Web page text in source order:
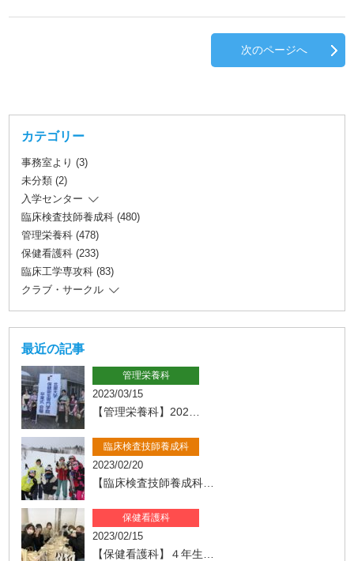
次のページへ
カテゴリー
事務室より (3)
未分類 (2)
入学センター
臨床検査技師養成科 (480)
管理栄養科 (478)
保健看護科 (233)
臨床工学専攻科 (83)
クラブ・サークル
最近の記事
管理栄養科
2023/03/15
【管理栄養科】202…
臨床検査技師養成科
2023/02/20
【臨床検査技師養成科…
保健看護科
2023/02/15
【保健看護科】４年生…